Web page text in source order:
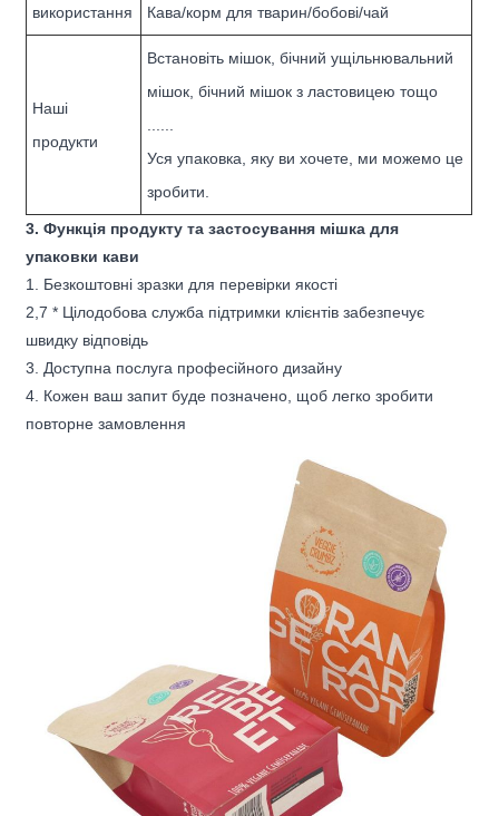
використання Кава/корм для тварин/бобові/чай
Наші
продукти
Встановіть мішок, бічний ущільнювальний
мішок, бічний мішок з ластовицею тощо
......
Уся упаковка, яку ви хочете, ми можемо це
зробити.
3. Функція продукту та застосування мішка для
упаковки кави
1. Безкоштовні зразки для перевірки якості
2,7 * Цілодобова служба підтримки клієнтів забезпечує
швидку відповідь
3. Доступна послуга професійного дизайну
4. Кожен ваш запит буде позначено, щоб легко зробити
повторне замовлення